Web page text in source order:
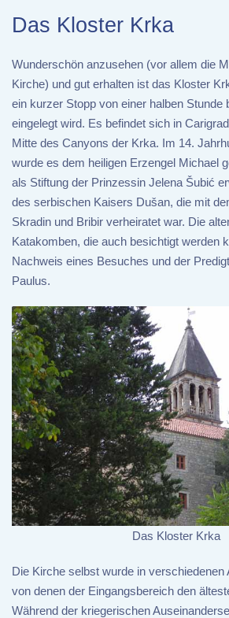
Das Kloster Krka
Wunderschön anzusehen (vor allem die
Kirche) und gut erhalten ist das Kloster
ein kurzer Stopp von einer halben Stunde
eingelegt wird. Es befindet sich in
Mitte des Canyons der Krka. Im 14.
wurde es dem heiligen Erzengel Michael
als Stiftung der Prinzessin Jelena Šubić
des serbischen Kaisers Dušan, die mit
Skradin und Bribir verheiratet war. Die
Katakomben, die auch besichtigt werden
Nachweis eines Besuches und der
Paulus.
Das Kloster Krka
Die Kirche selbst wurde in verschiedenen
von denen der Eingangsbereich den
Während der kriegerischen